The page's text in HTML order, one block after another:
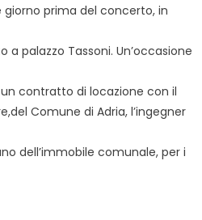
giorno prima del concerto, in
palazzo Tassoni. Un’occasione
contratto di locazione con il
Comune di Adria, l’ingegner
dell’immobile comunale, per i